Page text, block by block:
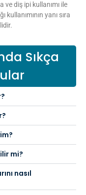
ve diş ipi kullanımı ile
yanı sıra
Sıkça
mi?
nasıl